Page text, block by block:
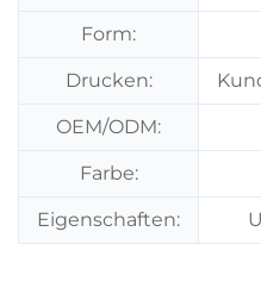
Form:
Drucken:
OEM/ODM:
Farbe:
Eigenschaften: